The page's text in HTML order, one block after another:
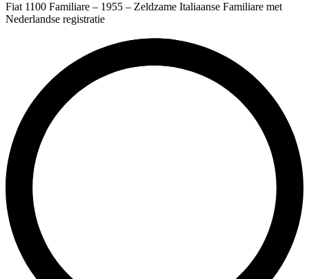
Fiat 1100 Familiare – 1955 – Zeldzame Italiaanse Familiare met
Nederlandse registratie